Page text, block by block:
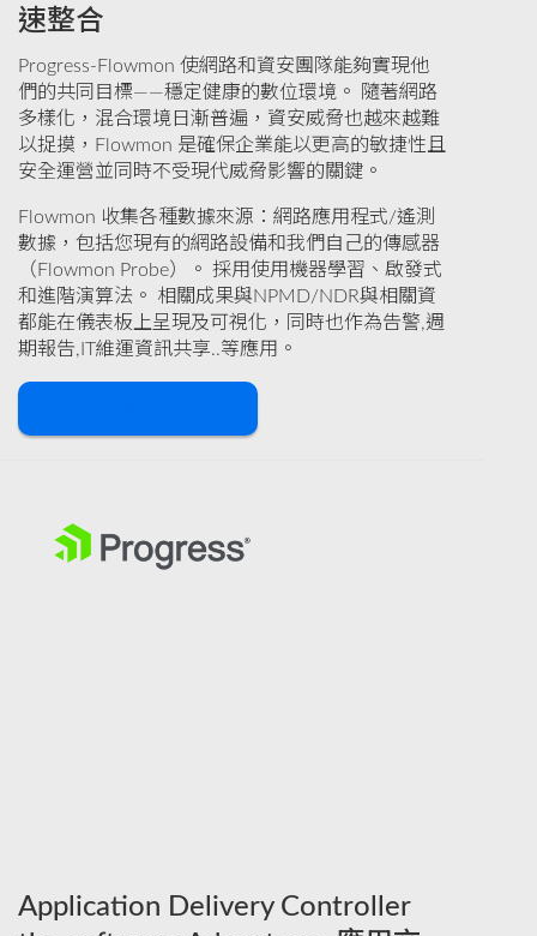
速整合
Progress-Flowmon 使網路和資安團隊能夠實現他
們的共同目標——穩定健康的數位環境。 隨著網路
多樣化，混合環境日漸普遍，資安威脅也越來越難
以捉摸，Flowmon 是確保企業能以更高的敏捷性且
安全運營並同時不受現代威脅影響的關鍵。
Flowmon 收集各種數據來源：網路應用程式/遙測
數據，包括您現有的網路設備和我們自己的傳感器
（Flowmon Probe）。 採用使用機器學習、啟發式
和進階演算法。 相關成果與NPMD/NDR與相關資
都能在儀表板上呈現及可視化，同時也作為告警,週
期報告,IT維運資訊共享..等應用。
Application Delivery Controller